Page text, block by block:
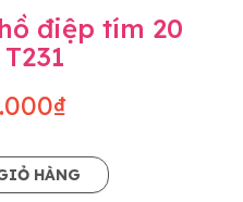
điệp tím 20
HÀNG